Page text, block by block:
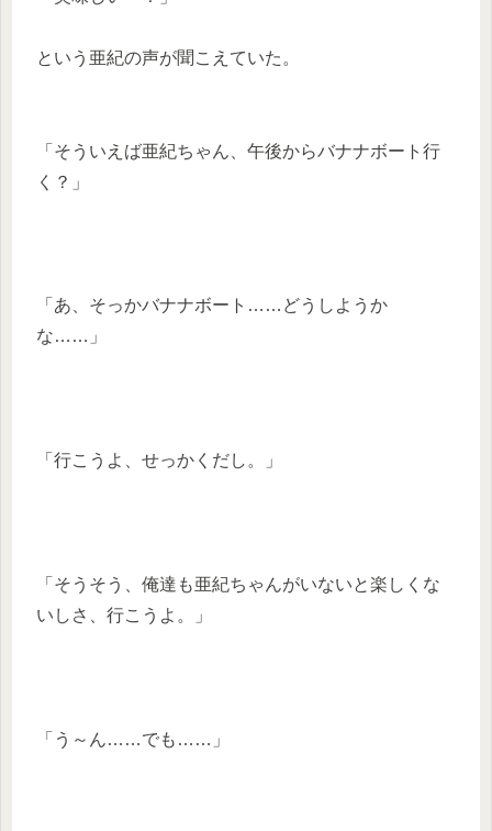
という亜紀の声が聞こえていた。
「そういえば亜紀ちゃん、午後からバナナボート行
く？」
「あ、そっかバナナボート……どうしようか
な……」
「行こうよ、せっかくだし。」
「そうそう、俺達も亜紀ちゃんがいないと楽しくな
いしさ、行こうよ。」
「う～ん……でも……」